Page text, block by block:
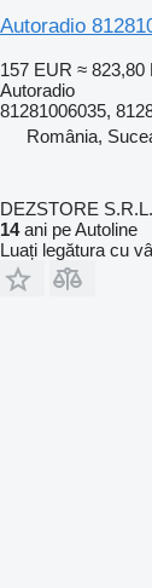
Autoradio
157 EUR ≈ 823,80
Autoradio
81281006035,
România,
DEZSTORE S.R.L.
14ani pe Autoline
Luați legătura cu